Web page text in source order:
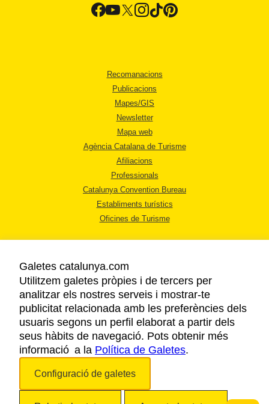
Recomanacions
Publicacions
Mapes/GIS
Newsletter
Mapa web
Agència Catalana de Turisme
Afiliacions
Professionals
Catalunya Convention Bureau
Establiments turístics
Oficines de Turisme
AVÍS LEGAL
POLÍTICA DE PRIVACITAT
COOKIES
ACCESSIBILITAT
Galetes catalunya.com
Utilitzem galetes pròpies i de tercers per
analitzar els nostres serveis i mostrar-te
publicitat relacionada amb les preferències dels
usuaris segons un perfil elaborat a partir dels
seus hàbits de navegació. Pots obtenir més
informació a la Política de Galetes.
Configuració de galetes